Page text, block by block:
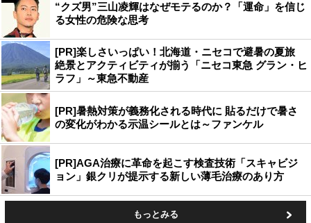
“クズ男”三山凌輝はなぜモテるのか？「運命」を信じ
る女性の危険な思考
[PR]楽しさいっぱい！北海道・ニセコで避暑の夏旅
絶景とアクティビティが揃う「ニセコ東急 グラン・ヒ
ラフ」～東急不動産
[PR]暑熱対策が義務化される時代に 貼るだけで暑さ
の変化がわかる示温シールとは～ファンケル
[PR]AGA治療に革命を起こす検査技術「スキャビジ
ョン」銀クリが提示する新しい薄毛治療のあり方
もっとみる